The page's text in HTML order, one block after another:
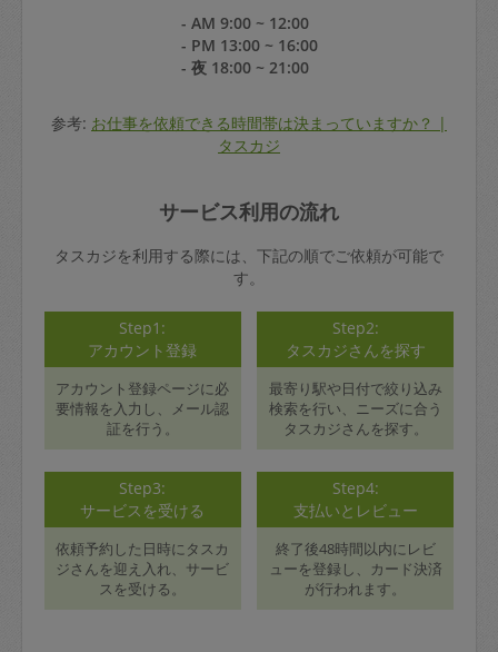
- AM 9:00 ~ 12:00
- PM 13:00 ~ 16:00
- 夜 18:00 ~ 21:00
参考: お仕事を依頼できる時間帯は決まっていますか？ |
タスカジ
サービス利用の流れ
タスカジを利用する際には、下記の順でご依頼が可能で
す。
Step1:
アカウント登録
アカウント登録ページに必
要情報を入力し、メール認
証を行う。
Step2:
タスカジさんを探す
最寄り駅や日付で絞り込み
検索を行い、ニーズに合う
タスカジさんを探す。
Step3:
サービスを受ける
依頼予約した日時にタスカ
ジさんを迎え入れ、サービ
スを受ける。
Step4:
支払いとレビュー
終了後48時間以内にレビ
ューを登録し、カード決済
が行われます。